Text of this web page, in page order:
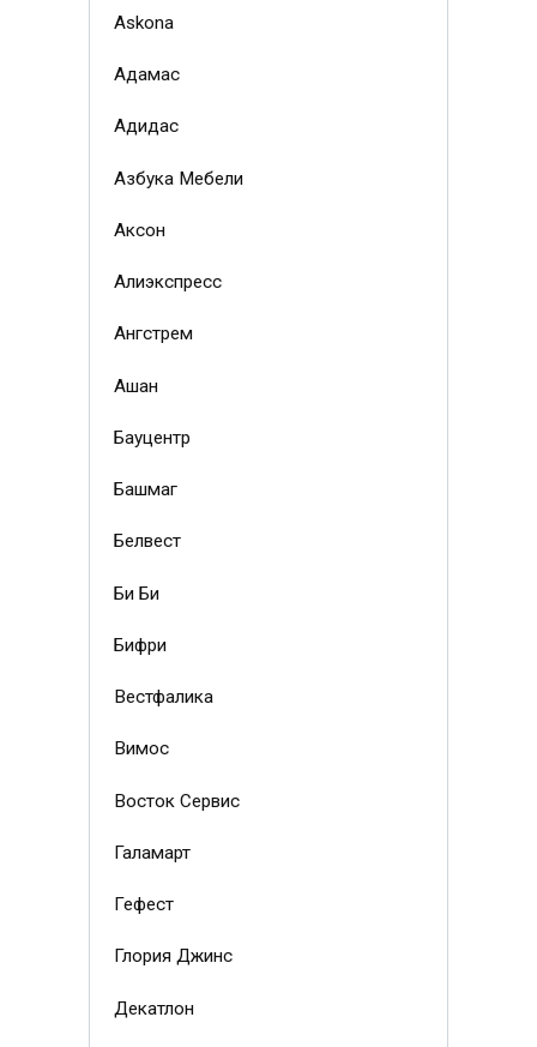
Askona
Адамас
Адидас
Азбука Мебели
Аксон
Алиэкспресс
Ангстрем
Ашан
Бауцентр
Башмаг
Белвест
Би Би
Бифри
Вестфалика
Вимос
Восток Сервис
Галамарт
Гефест
Глория Джинс
Декатлон